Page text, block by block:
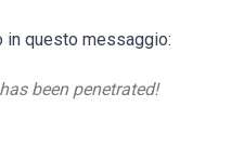
in questo messaggio:
been penetrated!